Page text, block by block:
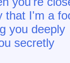
that I'm a
you deeply
secretly